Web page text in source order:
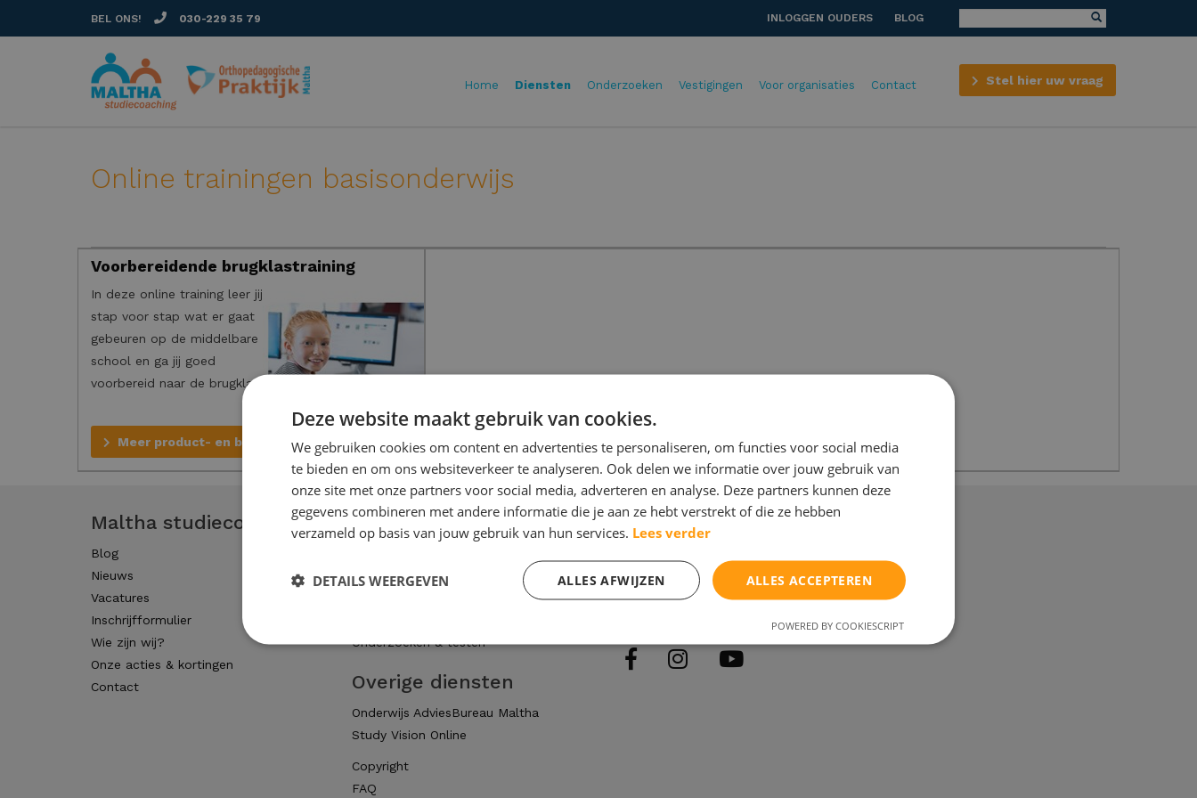
BEL ONS! 030-229 35 79 INLOGGEN OUDERS BLOG
Home Diensten Onderzoeken Vestigingen Voor organisaties Contact Stel hier uw vraag
Online trainingen basisonderwijs
Voorbereidende brugklastraining
In deze online training leer jij
stap voor stap wat er gaat
gebeuren op de middelbare
school en ga jij goed
voorbereid naar de brugklas.
Meer product- en bestelinfo
Maltha studiecoaching
Blog
Nieuws
Vacatures
Inschrijfformulier
Wie zijn wij?
Onze acties & kortingen
Contact
Tarieven
Middelbaar onderwijs
Onderzoeken & testen
Overige diensten
Onderwijs AdviesBureau Maltha
Study Vision Online
Copyright
FAQ
Inschrijven nieuwsbrief
Deze website maakt gebruik van cookies.
We gebruiken cookies om content en advertenties te personaliseren, om functies voor social media
te bieden en om ons websiteverkeer te analyseren. Ook delen we informatie over jouw gebruik van
onze site met onze partners voor social media, adverteren en analyse. Deze partners kunnen deze
gegevens combineren met andere informatie die je aan ze hebt verstrekt of die ze hebben
verzameld op basis van jouw gebruik van hun services. Lees verder
ALLES ACCEPTEREN
ALLES AFWIJZEN
DETAILS WEERGEVEN
POWERED BY COOKIESCRIPT